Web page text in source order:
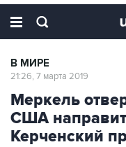
В МИРЕ
21:26, 7 марта 2019
Меркель
США
Керченский